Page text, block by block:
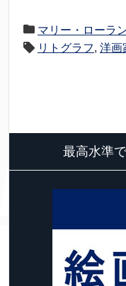
マリー・ローラ
リトグラフ, 洋画
最高水準